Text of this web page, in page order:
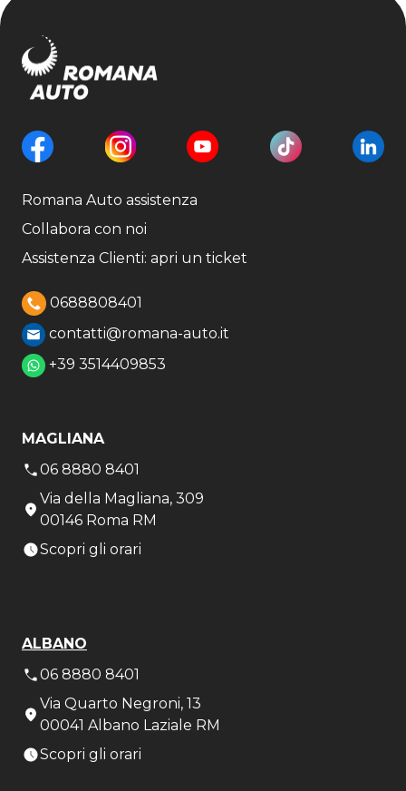
Romana Auto assistenza
Collabora con noi
Assistenza Clienti: apri un ticket
0688808401
contatti@romana-auto.it
+39 3514409853
MAGLIANA
06 8880 8401
Via della Magliana, 309
00146 Roma RM
Scopri gli orari
ALBANO
06 8880 8401
Via Quarto Negroni, 13
00041 Albano Laziale RM
Scopri gli orari